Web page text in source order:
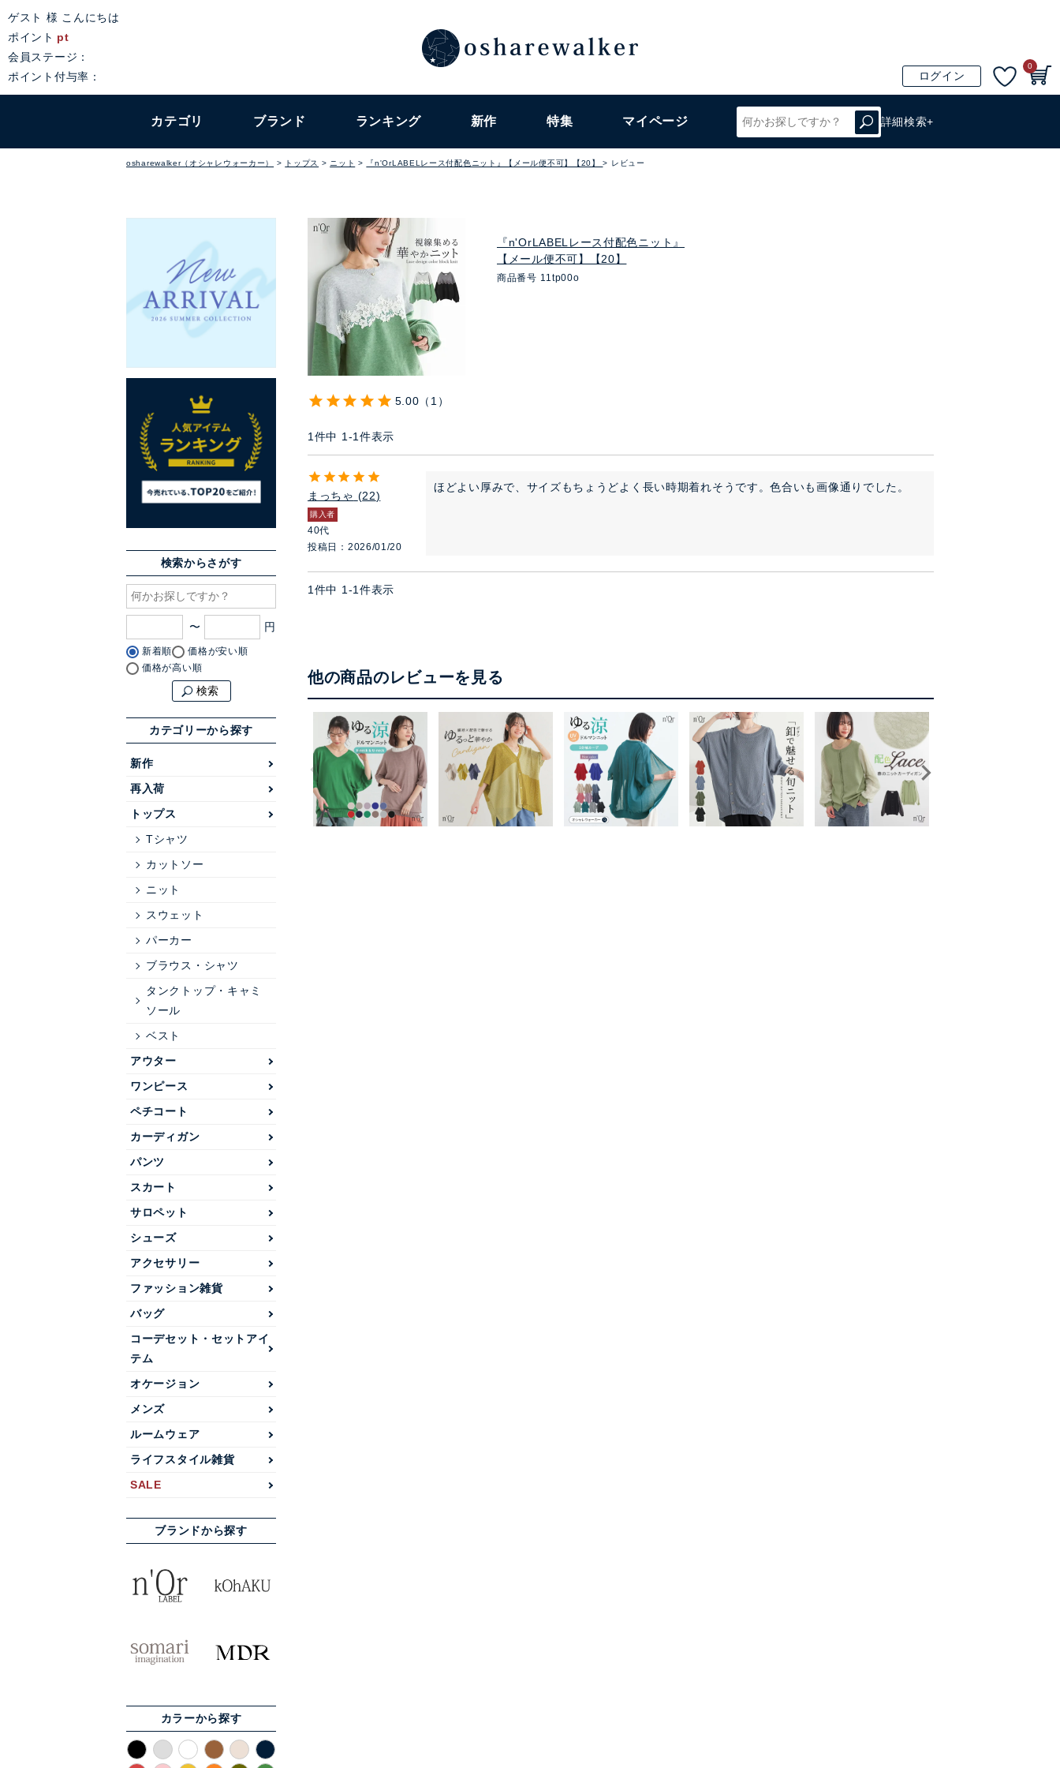
ゲスト 様 こんにちは
ポイント pt
会員ステージ：
ポイント付与率：
ログイン
0
カテゴリ ブランド ランキング 新作 特集 マイページ 詳細検索+
osharewalker（オシャレウォーカー） トップス ニット 『n'OrLABELレース付配色ニット』【メール便不可】【20】 レビュー
検索からさがす
〜
新着順
価格が安い順
価格が高い順
検索
カテゴリーから探す
新作
再入荷
トップス
Tシャツ
カットソー
ニット
スウェット
パーカー
ブラウス・シャツ
タンクトップ・キャミ
ソール
ベスト
アウター
ワンピース
ペチコート
カーディガン
パンツ
スカート
サロペット
シューズ
アクセサリー
ファッション雑貨
バッグ
コーデセット・セットアイ
テム
オケージョン
メンズ
ルームウェア
ライフスタイル雑貨
SALE
ブランドから探す
カラーから探す
『n'OrLABELレース付配色ニット』
【メール便不可】【20】
商品番号 11tp00o
5.00 1
1 件中 1 -1 件表示
まっちゃ 22
購入者
40代
投稿日
2026/01/20
ほどよい厚みで、サイズもちょうどよく長い時期着れそうです。色合いも画像通りでした。
1 件中 1 -1 件表示
他の商品のレビューを見る